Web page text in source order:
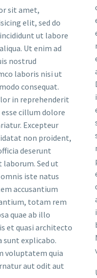
sit amet,
elit, sed do
ut labore
Ut enim ad
nostrud
laboris nisi ut
consequat.
in reprehenderit
cillum dolore
Excepteur
non proident,
deserunt
Sed ut
iste natus
accusantium
totam rem
quae ab illo
et quasi architecto
sunt explicabo.
voluptatem quia
aut odit aut